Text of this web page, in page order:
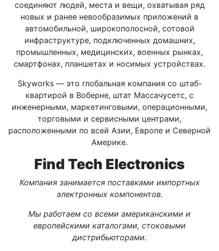
соединяют людей, места и вещи, охватывая ряд
новых и ранее невообразимых приложений в
автомобильной, широкополосной, сотовой
инфраструктуре, подключенных домашних,
промышленных, медицинских, военных рынках,
смартфонах, планшетах и ​​носимых устройствах.
Skyworks — это глобальная компания со штаб-
квартирой в Воберне, штат Массачусетс, с
инженерными, маркетинговыми, операционными,
торговыми и сервисными центрами,
расположенными по всей Азии, Европе и Северной
Америке.
Find Tech Electronics
Компания занимается поставками импортных
электронных компонентов.
Мы работаем со всеми американскими и
европейскими каталогами, стоковыми
дистрибьюторами.